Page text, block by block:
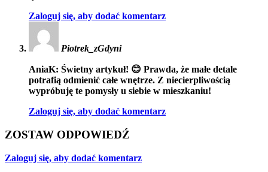
Zaloguj się, aby dodać komentarz
Piotrek_zGdyni
AniaK: Świetny artykuł! 😊 Prawda, że małe detale
potrafią odmienić całe wnętrze. Z niecierpliwością
wypróbuję te pomysły u siebie w mieszkaniu!
Zaloguj się, aby dodać komentarz
ZOSTAW ODPOWIEDŹ
Zaloguj się, aby dodać komentarz